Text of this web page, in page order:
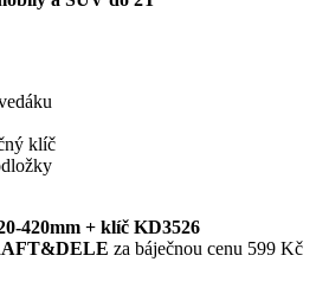
klíč
420mm + klíč KD3526
za báječnou cenu 599 Kč